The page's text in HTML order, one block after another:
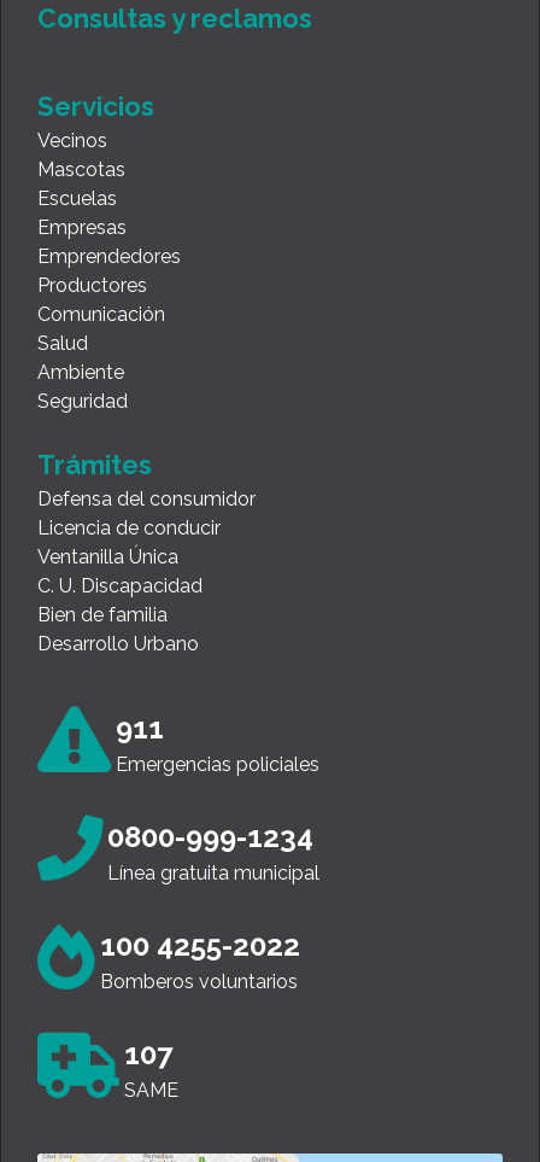
Consultas y reclamos
Servicios
Vecinos
Mascotas
Escuelas
Empresas
Emprendedores
Productores
Comunicación
Salud
Ambiente
Seguridad
Trámites
Defensa del consumidor
Licencia de conducir
Ventanilla Única
C. U. Discapacidad
Bien de familia
Desarrollo Urbano
911
Emergencias policiales
0800-999-1234
Línea gratuita municipal
100 4255-2022
Bomberos voluntarios
107
SAME